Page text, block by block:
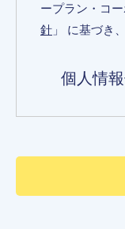
ープラン・コ
針 」 に基づき
個人情